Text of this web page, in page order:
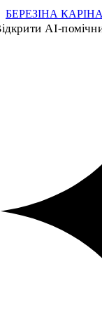
БЕРЕЗІНА КАРІНА
AI-